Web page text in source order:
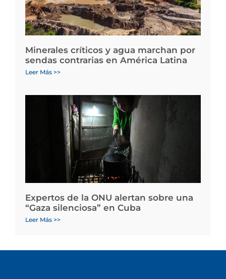
Minerales críticos y agua marchan por
sendas contrarias en América Latina
Leer Más >>
Expertos de la ONU alertan sobre una
“Gaza silenciosa” en Cuba
Leer Más >>